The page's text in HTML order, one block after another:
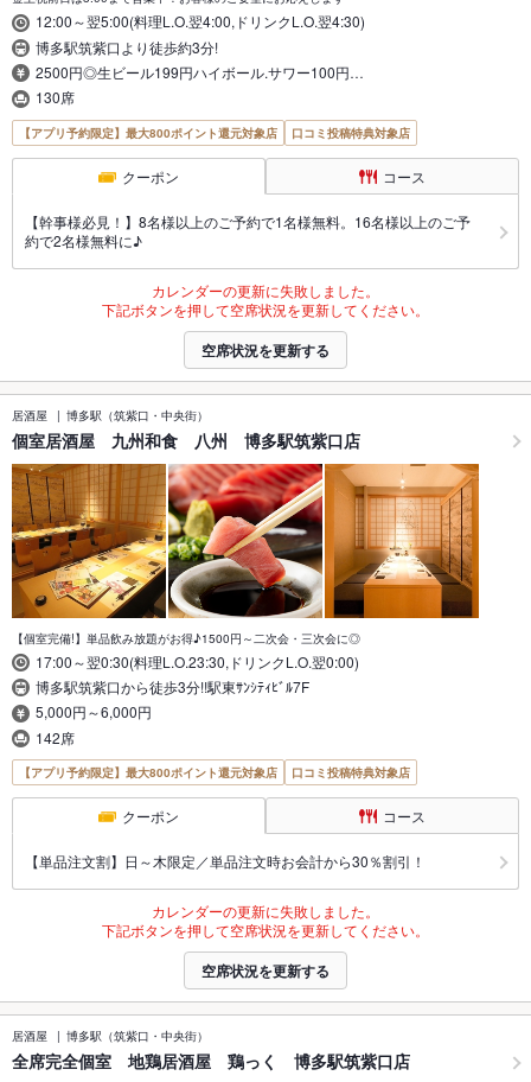
12:00～翌5:00(料理L.O.翌4:00,ドリンクL.O.翌4:30)
博多駅筑紫口より徒歩約3分!
2500円◎生ビール199円ハイボール.サワー100円…
130席
【アプリ予約限定】最大800ポイント還元対象店 口コミ投稿特典対象店
クーポン コース
【幹事様必見！】8名様以上のご予約で1名様無料。16名様以上のご予
約で2名様無料に♪
カレンダーの更新に失敗しました。
下記ボタンを押して空席状況を更新してください。
空席状況を更新する
居酒屋 博多駅（筑紫口・中央街）
個室居酒屋 九州和食 八州 博多駅筑紫口店
【個室完備!】単品飲み放題がお得♪1500円～二次会・三次会に◎
17:00～翌0:30(料理L.O.23:30,ドリンクL.O.翌0:00)
博多駅筑紫口から徒歩3分!!駅東ｻﾝｼﾃｨﾋﾞﾙ7F
5,000円～6,000円
142席
【アプリ予約限定】最大800ポイント還元対象店 口コミ投稿特典対象店
クーポン コース
【単品注文割】日～木限定／単品注文時お会計から30％割引！
カレンダーの更新に失敗しました。
下記ボタンを押して空席状況を更新してください。
空席状況を更新する
居酒屋 博多駅（筑紫口・中央街）
全席完全個室 地鶏居酒屋 鶏っく 博多駅筑紫口店